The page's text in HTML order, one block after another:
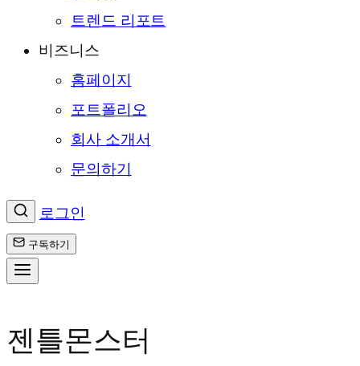
트렌드 리포트
비즈니스
홈페이지
포트폴리오
회사 소개서
문의하기
로그인
구독하기
텐
젠틀몬스터